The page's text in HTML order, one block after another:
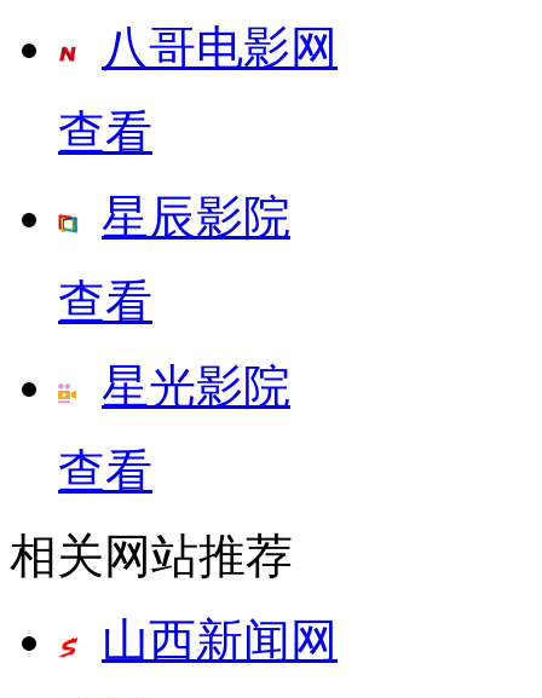
八哥电影网
查看
星辰影院
查看
星光影院
查看
相关网站推荐
山西新闻网